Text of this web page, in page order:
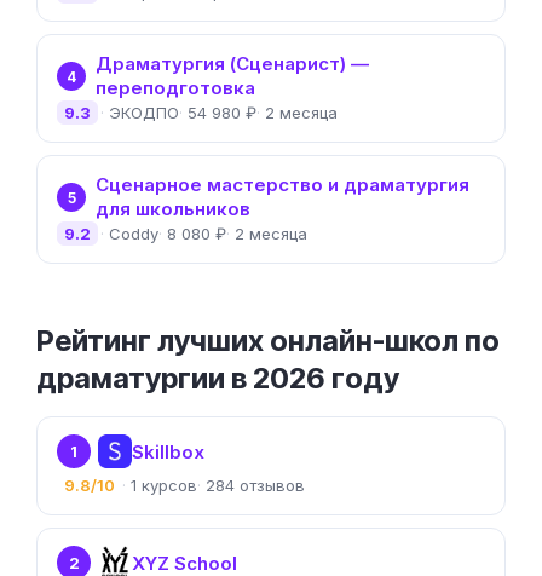
4
Драматургия (Сценарист) —
переподготовка
ЭКОДПО 54 980 ₽ 2 месяца
9.3
5
Сценарное мастерство и драматургия
для школьников
Coddy 8 080 ₽ 2 месяца
9.2
Рейтинг лучших онлайн-школ по
драматургии в 2026 году
1 Skillbox
9.8/10 1 284
2 XYZ School